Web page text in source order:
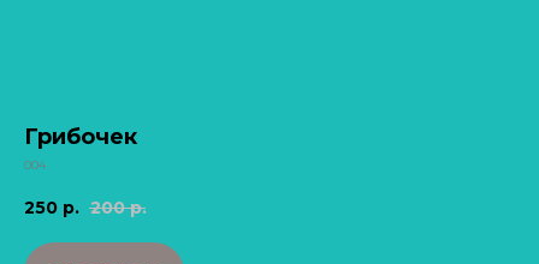
Грибочек
004
250 р. 200 р.